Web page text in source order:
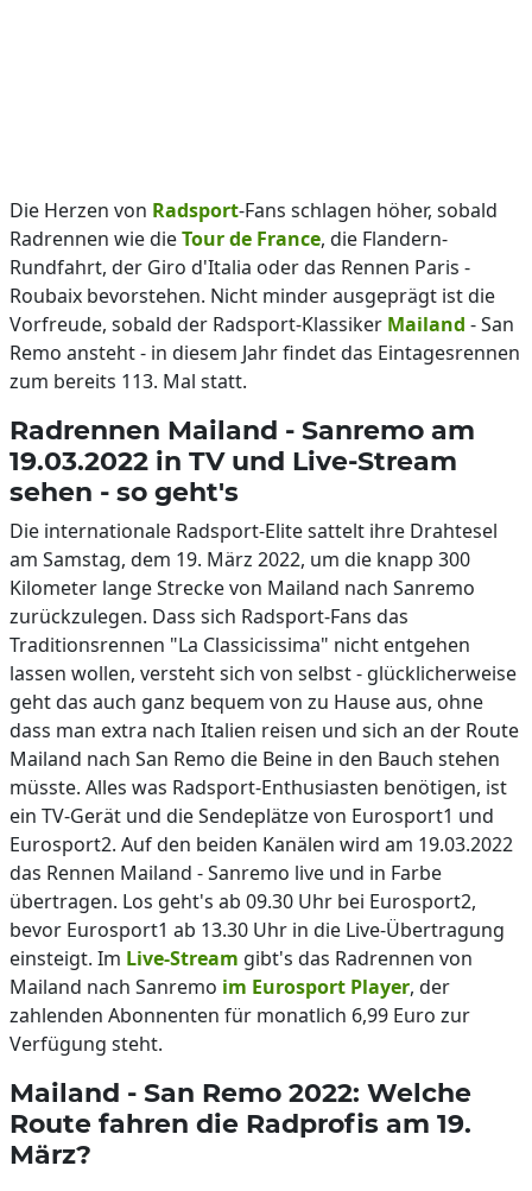
Die Herzen von Radsport-Fans schlagen höher, sobald
Radrennen wie dieTour de France, die Flandern-
Rundfahrt, der Giro d'Italia oder das Rennen Paris -
Roubaix bevorstehen. Nicht minder ausgeprägt ist die
Vorfreude, sobald der Radsport-Klassiker Mailand - San
Remo ansteht - in diesem Jahr findet das Eintagesrennen
zum bereits 113. Mal statt.
Radrennen Mailand - Sanremo am
19.03.2022 in TV und Live-Stream
sehen - so geht's
Die internationale Radsport-Elite sattelt ihre Drahtesel
am Samstag, dem 19. März 2022, um die knapp 300
Kilometer lange Strecke von Mailand nach Sanremo
zurückzulegen. Dass sich Radsport-Fans das
Traditionsrennen "La Classicissima" nicht entgehen
lassen wollen, versteht sich von selbst - glücklicherweise
geht das auch ganz bequem von zu Hause aus, ohne
dass man extra nach Italien reisen und sich an der Route
Mailand nach San Remo die Beine in den Bauch stehen
müsste. Alles was Radsport-Enthusiasten benötigen, ist
ein TV-Gerät und die Sendeplätze von Eurosport1 und
Eurosport2. Auf den beiden Kanälen wird am 19.03.2022
das Rennen Mailand - Sanremo live und in Farbe
übertragen. Los geht's ab 09.30 Uhr bei Eurosport2,
bevor Eurosport1 ab 13.30 Uhr in die Live-Übertragung
einsteigt. Im Live-Stream gibt's das Radrennen von
Mailand nach Sanremo im Eurosport Player, der
zahlenden Abonnenten für monatlich 6,99 Euro zur
Verfügung steht.
Mailand - San Remo 2022: Welche
Route fahren die Radprofis am 19.
März?